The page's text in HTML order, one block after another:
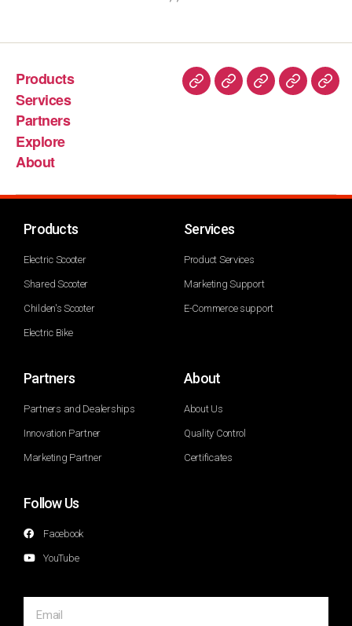
Products
Services
Partners
Explore
About
Products
Electric Scooter
Shared Scooter
Childen's Scooter
Electric Bike
Services
Product Services
Marketing Support
E-Commerce support
Partners
Partners and Dealerships
Innovation Partner
Marketing Partner
About
About Us
Quality Control
Certificates
Follow Us
Facebook
YouTube